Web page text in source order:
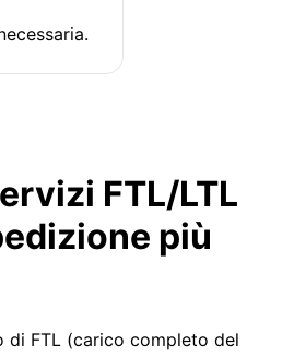
FTL/LTL
più
di FTL (carico completo del